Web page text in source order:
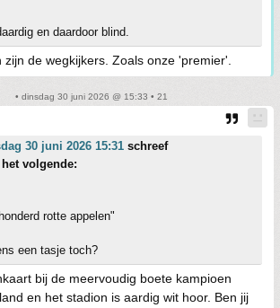
en daardoor blind.
zijn de wegkijkers. Zoals onze 'premier'.
• dinsdag 30 juni 2026 @ 15:33 • 21
30 juni 2026 15:31 schreef
het volgende:
rotte appelen"
een tasje toch?
bij de meervoudig boete kampioen
en het stadion is aardig wit hoor. Ben jij